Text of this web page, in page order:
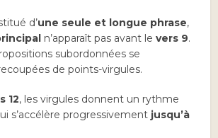
d’une seule et longue phrase,
n’apparaît pas avant levers 9.
subordonnées se
de points-virgules.
12, les virgules donnent un rythme
s’accélère progressivement jusqu’à